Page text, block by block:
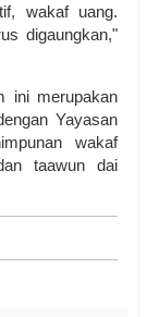
wakaf uang.
digaungkan,"
ini merupakan
Yayasan
wakaf
taawun dai